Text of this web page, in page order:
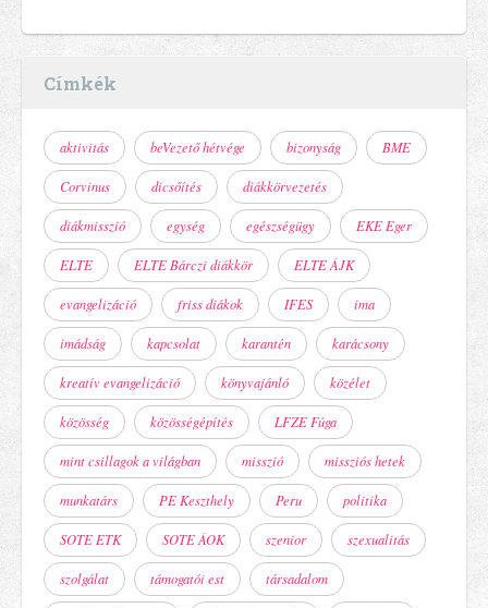
Címkék
aktivitás beVezető hétvége bizonyság BME
Corvinus dicsőítés diákkörvezetés
diákmisszió egység egészségügy EKE Eger
ELTE ELTE Bárczi diákkör ELTE ÁJK
evangelizáció friss diákok IFES ima
imádság kapcsolat karantén karácsony
kreatív evangelizáció könyvajánló közélet
közösség közösségépítés LFZE Fúga
mint csillagok a világban misszió missziós hetek
munkatárs PE Keszthely Peru politika
SOTE ETK SOTE ÁOK szenior szexualitás
szolgálat támogatói est társadalom